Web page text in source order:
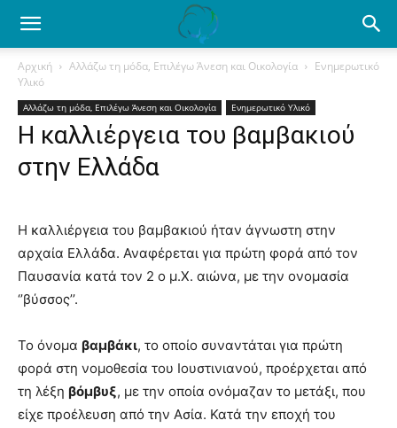
Ενημέρωση
για
βαμβάκι.
Αρχική Αλλάζω τη μόδα, Επιλέγω Άνεση και Οικολογία
Ενημερωτικό
Υλικό
Αλλάζω τη μόδα, Επιλέγω Άνεση και Οικολογία Ενημερωτικό Υλικό
Η καλλιέργεια του βαμβακιού
στην Ελλάδα
Η καλλιέργεια του βαμβακιού ήταν άγνωστη στην
αρχαία Ελλάδα. Αναφέρεται για πρώτη φορά από τον
Παυσανία κατά τον 2 ο μ.Χ. αιώνα, με την ονομασία
‘’βύσσος’’.
Το όνομα βαμβάκι, το οποίο συναντάται για πρώτη
φορά στη νομοθεσία του Ιουστινιανού, προέρχεται από
τη λέξη βόμβυξ, με την οποία ονόμαζαν το μετάξι, που
είχε προέλευση από την Ασία. Κατά την εποχή του